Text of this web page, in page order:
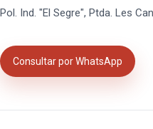
Pol. Ind. "El Segre", Ptda. Les
Consultar por WhatsApp